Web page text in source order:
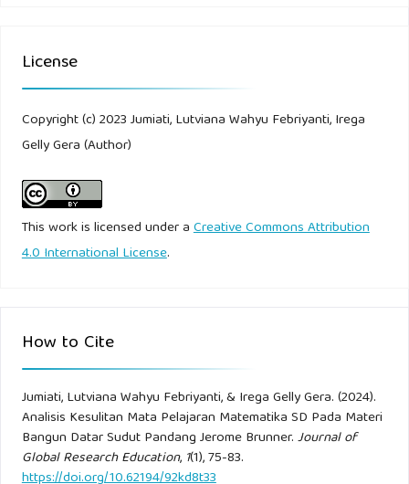
Solichin, M. M. (2006). "Belajar dan Mengajar dalam
pada Masa Pandemi Covid-19", Jurnal Pendidikan
Matematika Vol. 09, No. 03,Hal.309
Wandini,R.&Banurea,O,K.
YuliawatidanL.Roesdiana,2019,"Analisiskemampuan berpikir
kreatif matematis siswa smp kelas viii pada materi bangun
datar segi empat" Jurnal Prosiding Seminar Nasional
Matematika dan Pendidikan Matematika SesiomadikaHal.87
License
Copyright (c) 2023 Jumiati, Lutviana Wahyu Febriyanti, Irega
Gelly Gera (Author)
This work is licensed under aCreative Commons Attribution
4.0 International License.
How to Cite
Jumiati, Lutviana Wahyu Febriyanti, & Irega Gelly Gera. (2024).
Analisis Kesulitan Mata Pelajaran Matematika SD Pada Materi
Bangun Datar Sudut Pandang Jerome Brunner.Journal of
Global Research Education, 1(1), 75-83.
https://doi.org/10.62194/92kd8t33